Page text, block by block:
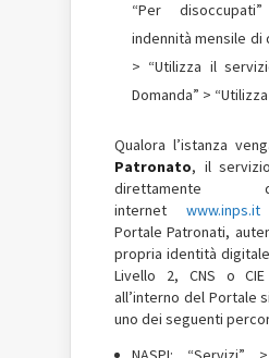
“Per
indennità mensile di
> “Utilizza il
Domanda” >
Qualora l’istanza
Patronato, il
internet www.inps.it
Portale Patronati,
propria identità
Livello 2, CNS o
all’interno del Portale
uno dei seguenti